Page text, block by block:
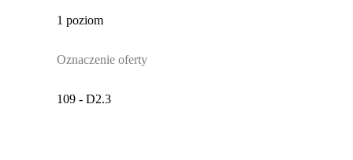
1 poziom
Oznaczenie oferty
109 - D2.3